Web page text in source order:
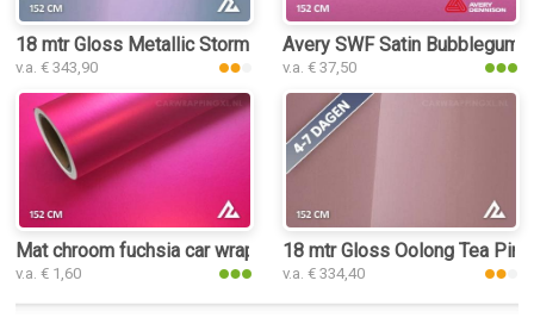
18 mtr Gloss Metallic Storm Grey Purple 3041 car wrap folie
v.a. € 343,90
Avery SWF Satin Bubblegum
v.a. € 37,50
Mat chroom fuchsia car wrap folie
v.a. € 1,60
18 mtr Gloss Oolong Tea
v.a. € 334,40